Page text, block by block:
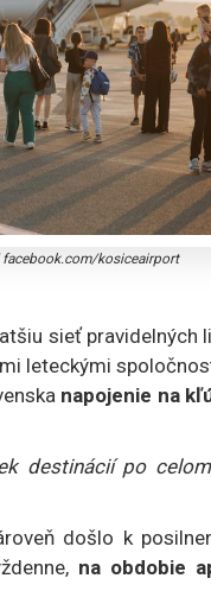
facebook.com/kosiceairport
sieť pravidelných
leteckými
napojenie na
destinácií po
došlo k
na obdobie